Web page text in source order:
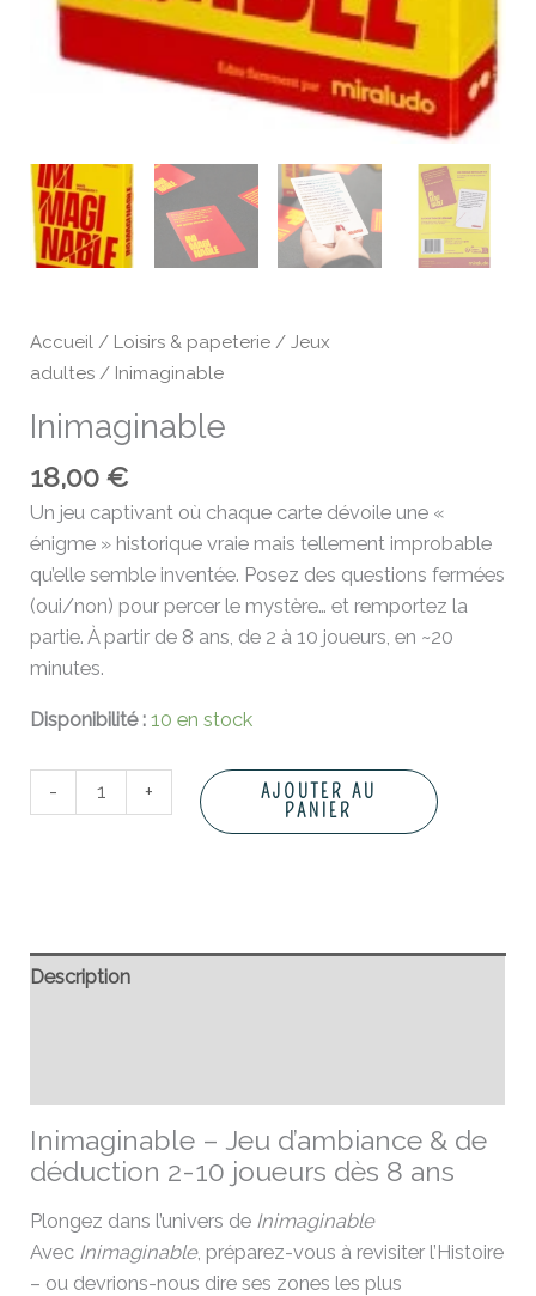
Accueil / Loisirs & papeterie /Jeux
adultes / Inimaginable
Inimaginable
18,00€
Un jeu captivant où chaque carte dévoile une «
énigme » historique vraie mais tellement improbable
qu’elle semble inventée. Posez des questions fermées
(oui/non) pour percer le mystère… et remportez la
partie. À partir de 8 ans, de 2 à 10 joueurs, en ~20
minutes.
Disponibilité : 10 en stock
- +
AJOUTER AU
PANIER
Description
Inimaginable – Jeu d’ambiance & de
déduction 2-10 joueurs dès 8 ans
Plongez dans l’univers de Inimaginable
Avec Inimaginable, préparez-vous à revisiter l’Histoire
– ou devrions-nous dire ses zones les plus